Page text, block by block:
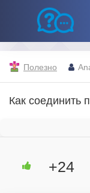
Полезно
Как соединить
+24